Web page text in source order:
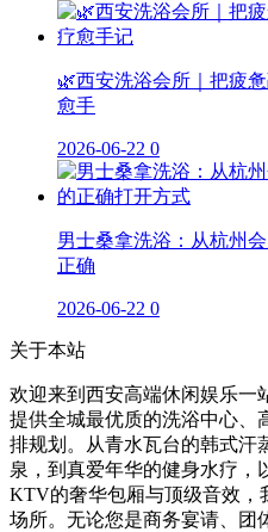
🌿西安洗浴会所｜把疲
愈手
2026-06-22 0
男士桑拿洗浴：从杭州
正确
2026-06-22 0
关于本站
欢迎来到西安高端休闲娱乐一
提供全城最优质的洗浴中心
排规划。从青水瓦台的韩式汗
泉，到真爱年华的健身水疗，
KTV的奢华包厢与顶级音效，
场所。无论您是商务宴请、团